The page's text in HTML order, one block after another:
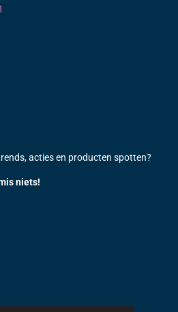
acties en producten spotten?
niets!